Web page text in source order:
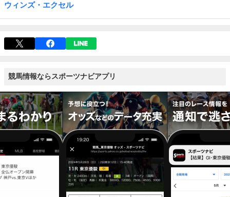
ウィンズ・エクセル
競馬情報ならスポーツナビアプリ